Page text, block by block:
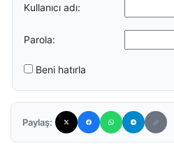
Kullanıcı adı:
Parola:
Beni hatırla
Paylaş: